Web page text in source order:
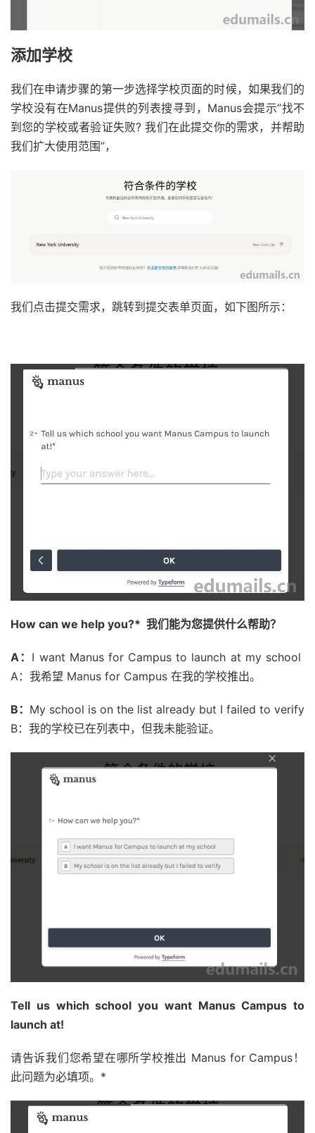
添加学校
我们在申请步骤的第一步选择学校页面的时候，如果我们的
学校没有在Manus提供的列表搜寻到，Manus会提示“找不
到您的学校或者验证失败? 我们在此提交你的需求，并帮助
我们扩大使用范围”，
我们点击提交需求，跳转到提交表单页面，如下图所示：
How can we help you?* 我们能为您提供什么帮助？
A： I want Manus for Campus to launch at my school
A：我希望 Manus for Campus 在我的学校推出。
B： My school is on the list already but I failed to verify
B：我的学校已在列表中，但我未能验证。
Tell us which school you want Manus Campus to
launch at!
请告诉我们您希望在哪所学校推出 Manus for Campus！
此问题为必填项。*